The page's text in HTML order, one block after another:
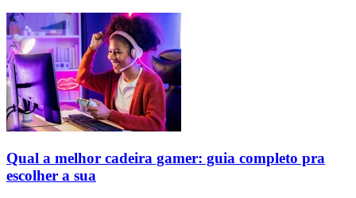
Qual a melhor cadeira gamer: guia completo pra
escolher a sua